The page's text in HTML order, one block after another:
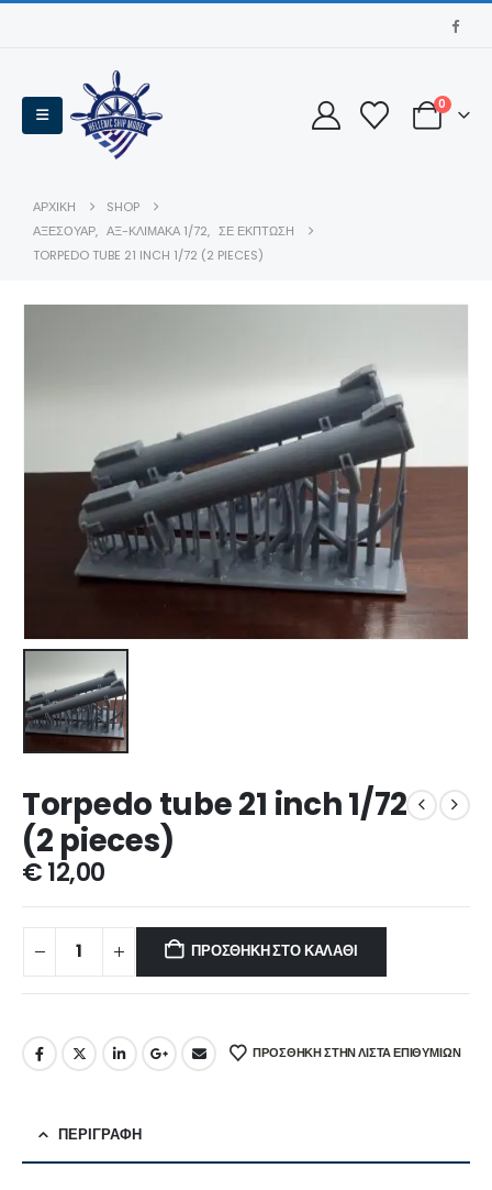
0
ΑΡΧΙΚΉ
SHOP
ΑΞΕΣΟΥΆΡ, ΑΞ-ΚΛΊΜΑΚΑ 1/72, ΣΕ ΈΚΠΤΩΣΗ
TORPEDO TUBE 21 INCH 1/72 (2 PIECES)
Torpedo tube 21 inch 1/72
(2 pieces)
€12,00
ΠΡΟΣΘΉΚΗ ΣΤΟ ΚΑΛΆΘΙ
ΠΡΌΣΘΉΚΗ ΣΤΗΝ ΛΊΣΤΑ ΕΠΙΘΥΜΙΏΝ
ΠΕΡΙΓΡΑΦΉ